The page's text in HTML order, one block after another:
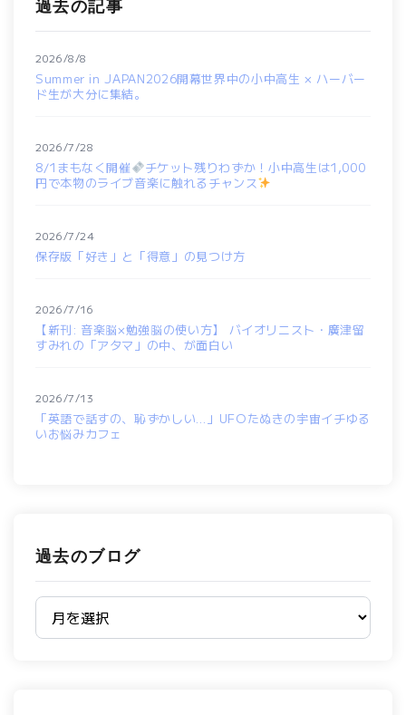
過去の記事
Summer in JAPAN2026開幕世界中の小中高生 × ハーバー
ド生が大分に集結。
2026/8/8
8/1まもなく開催
チケット残りわずか！小中高生は1,000
円で本物のライブ音楽に触れるチャンス
2026/7/28
保存版「好き」と「得意」の見つけ方
2026/7/24
【新刊: 音楽脳×勉強脳の使い方】 バイオリニスト・廣津留
すみれの「アタマ」の中、が面白い
2026/7/16
「英語で話すの、恥ずかしい…」UFOたぬきの宇宙イチゆる
いお悩みカフェ
2026/7/13
過去のブログ
過去のブログ